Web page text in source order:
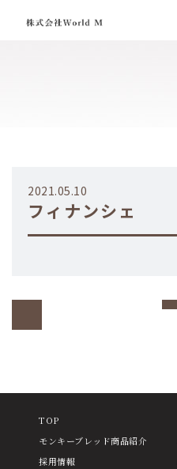
2021.05.10
フィナンシェ
TOP
モンキーブレッド商品紹介
採用情報